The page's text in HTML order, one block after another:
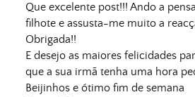
Que excelente post!!! Ando a
filhote e assusta-me muito a
Obrigada!!
E desejo as maiores felicidades
que a sua irmã tenha uma hora
Beijinhos e ótimo fim de semana